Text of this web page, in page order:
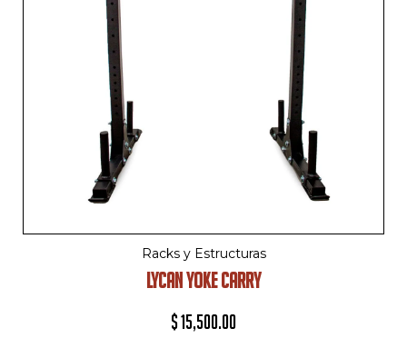
Racks y Estructuras
LYCAN YOKE CARRY
$15,500.00